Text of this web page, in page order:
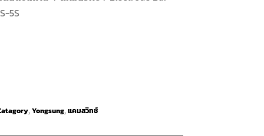
5S
,Yongsung,แคมสวิทช์